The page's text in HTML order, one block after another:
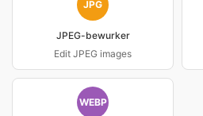
JPG
JPEG-bewurker
Edit JPEG images
WEBP